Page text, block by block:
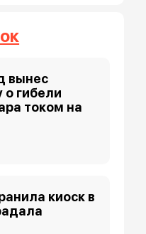
вынес
гибели
током на
киоск в